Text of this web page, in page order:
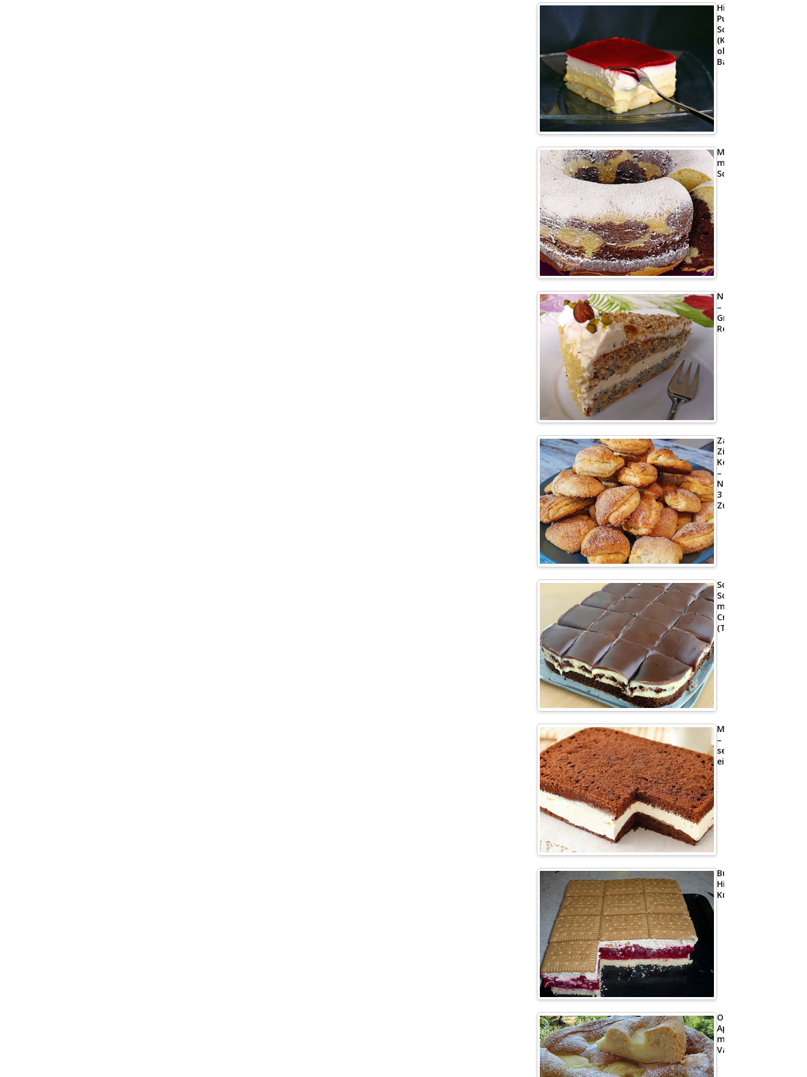
Himbeer-
Puddingcreme
Schnitten
(Kuchen
ohne
Backen)
Marmorkuchen
mit
Schmand
Nusstorte
–
Großmutters
Rezept
Zarte
Zimt-
Kekse
–
Nur
3
Zutaten
Schoko
Schnitte
mit
Creme
(Tassenrezept)
–
sehr
einfach
Butterkeks
Himbeer
Kuchen
Omas
Apfelkuchen
mit
Vanillepudding